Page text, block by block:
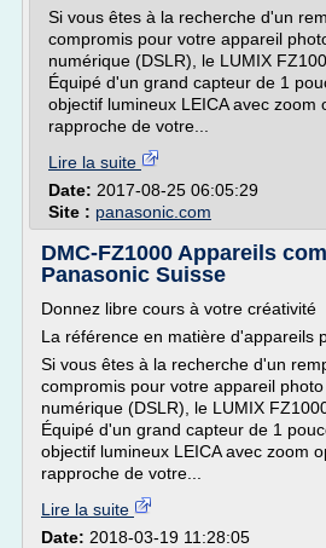
Si vous êtes à la recherche d'un
compromis pour votre appareil
numérique (DSLR), le LUMIX
Équipé d'un grand capteur de 1
objectif lumineux LEICA avec zoom
rapproche de votre...
Lire la suite
Date: 2017-08-25 06:05:29
Site : panasonic.com
DMC-FZ1000 Appareils
Panasonic Suisse
Donnez libre cours à votre créativité
La référence en matière d'appareils
Si vous êtes à la recherche d'un
compromis pour votre appareil
numérique (DSLR), le LUMIX
Équipé d'un grand capteur de 1
objectif lumineux LEICA avec zoom
rapproche de votre...
Lire la suite
Date: 2018-03-19 11:28:05